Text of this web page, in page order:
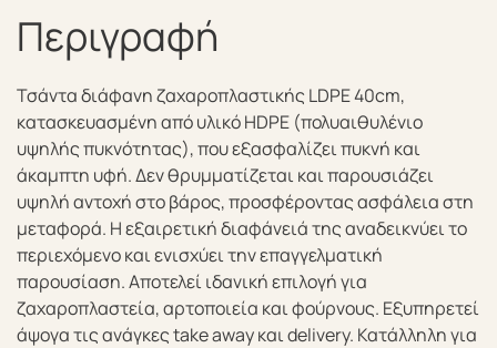
Περιγραφή
Τσάντα διάφανη ζαχαροπλαστικής LDPE 40cm,
κατασκευασμένη από υλικό HDPE (πολυαιθυλένιο
υψηλής πυκνότητας), που εξασφαλίζει πυκνή και
άκαμπτη υφή. Δεν θρυμματίζεται και παρουσιάζει
υψηλή αντοχή στο βάρος, προσφέροντας ασφάλεια στη
μεταφορά. Η εξαιρετική διαφάνειά της αναδεικνύει το
περιεχόμενο και ενισχύει την επαγγελματική
παρουσίαση. Αποτελεί ιδανική επιλογή για
ζαχαροπλαστεία, αρτοποιεία και φούρνους. Εξυπηρετεί
άψογα τις ανάγκες take away και delivery. Κατάλληλη για